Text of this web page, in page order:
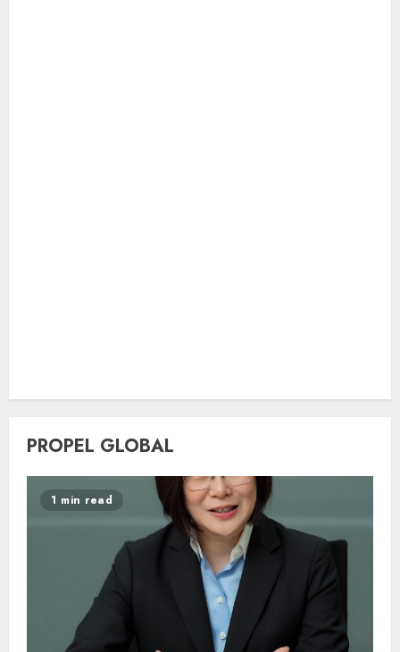
PROPEL GLOBAL
1 min read